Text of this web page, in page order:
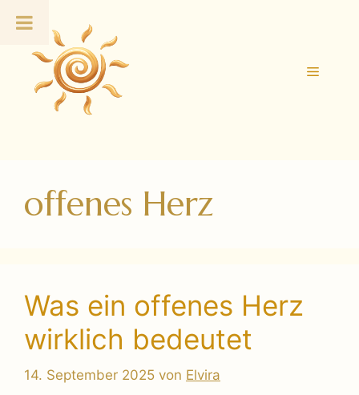
Inhalt
springen
Menü
offenes Herz
Was ein offenes Herz
wirklich bedeutet
14. September 2025 von Elvira